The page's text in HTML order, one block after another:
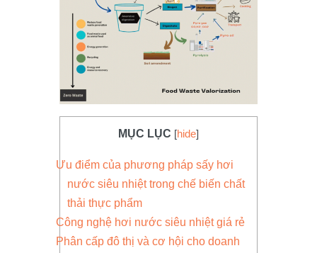
MỤC LỤC [hide]
Ưu điểm của phương pháp sấy hơi
nước siêu nhiệt trong chế biến chất
thải thực phẩm
Công nghệ hơi nước siêu nhiệt giá rẻ
Phân cấp đô thị và cơ hội cho doanh